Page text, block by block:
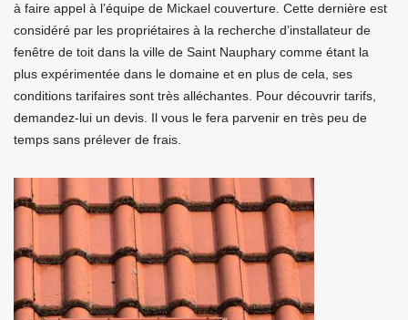
à faire appel à l’équipe de Mickael couverture. Cette dernière est
considéré par les propriétaires à la recherche d’installateur de
fenêtre de toit dans la ville de Saint Nauphary comme étant la
plus expérimentée dans le domaine et en plus de cela, ses
conditions tarifaires sont très alléchantes. Pour découvrir tarifs,
demandez-lui un devis. Il vous le fera parvenir en très peu de
temps sans prélever de frais.